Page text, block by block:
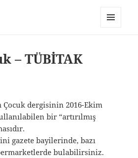
– TÜBİTAK
dergisinin 2016-Ekim
bir “artırılmış
gazete bayilerinde, bazı
bulabilirsiniz.